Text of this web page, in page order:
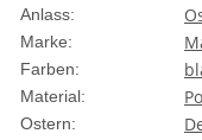
Anlass:
Marke:
Farben:
Material:
Ostern: